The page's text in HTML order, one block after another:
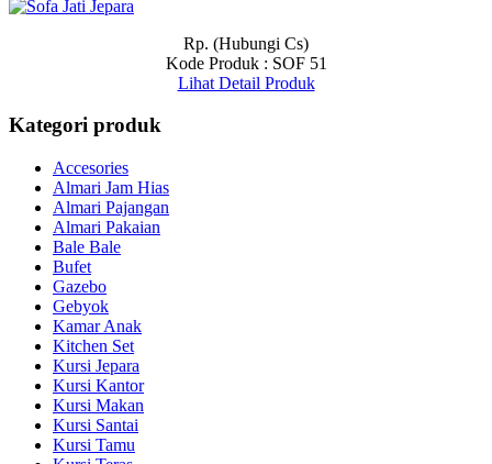
Rp. (Hubungi Cs)
Kode Produk : SOF 51
Lihat Detail Produk
Kategori produk
Accesories
Almari Jam Hias
Almari Pajangan
Almari Pakaian
Bale Bale
Bufet
Gazebo
Gebyok
Kamar Anak
Kitchen Set
Kursi Jepara
Kursi Kantor
Kursi Makan
Kursi Santai
Kursi Tamu